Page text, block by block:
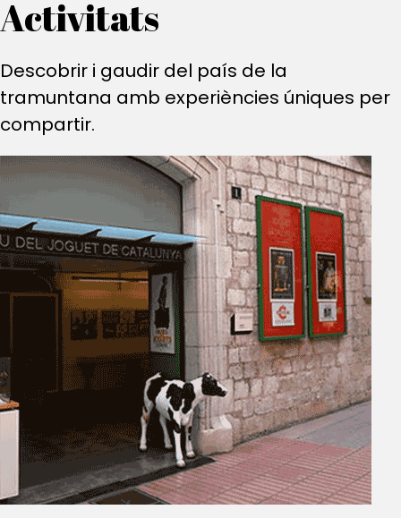
Activitats
Descobrir i gaudir del país de la
tramuntana amb experiències úniques per
compartir.